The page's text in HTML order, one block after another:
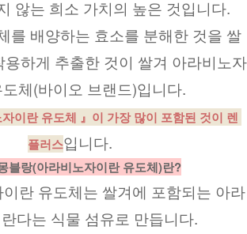
않는 희소 가치의 높은 것입니다.
를 배양하는 효소를 분해한 것을 쌀
하게 추출한 것이 쌀겨 아라비노자
체(바이오 브랜드)입니다.
자이란 유도체 』이 가장 많이 포함된 것이 렌
플러스입니다.
블랑(아라비노자이란 유도체)란?
란 유도체는 쌀겨에 포함되는 아라
다는 식물 섬유로 만듭니다.